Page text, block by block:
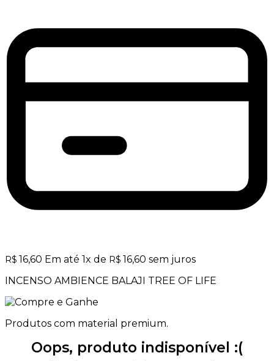
R$ 16,60 Em até 1x de R$ 16,60 sem juros
INCENSO AMBIENCE BALAJI TREE OF LIFE
Produtos com material premium.
Oops, produto indisponível :(